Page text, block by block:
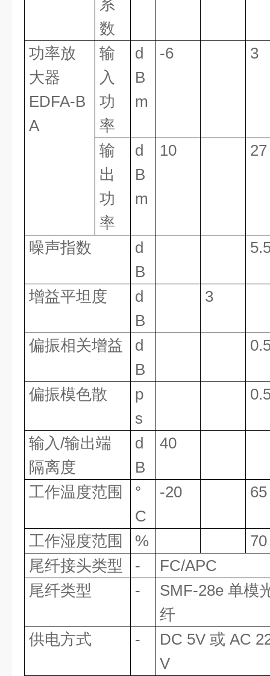
系
数
功率放
大器
EDFA-B
A
输
入
功
率
d
B
m
-6 3
输
出
功
率
d
B
m
10 27
噪声指数
d
B
增益平坦度
d
B
3
偏振相关增益
d
B
偏振模色散
p
s
输入/输出端
隔离度
d
B
40
工作温度范围
°
C
-20 65
工作湿度范围 %
70
尾纤接头类型
-
FC/APC
尾纤类型
-
SMF-28e 单模
纤
供电方式
-
DC 5V 或 AC
V